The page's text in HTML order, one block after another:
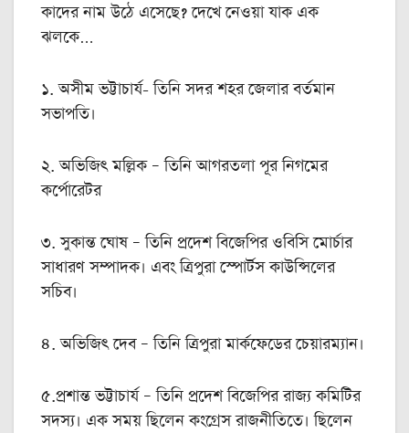
কাদের নাম উঠে এসেছে? দেখে নেওয়া যাক এক
ঝলকে…
১. অসীম ভট্টাচার্য- তিনি সদর শহর জেলার বর্তমান
সভাপতি।
২. অভিজিৎ মল্লিক – তিনি আগরতলা পূর নিগমের
কর্পোরেটর
৩. সুকান্ত ঘোষ – তিনি প্রদেশ বিজেপির ওবিসি মোর্চার
সাধারণ সম্পাদক। এবং ত্রিপুরা স্পোর্টস কাউন্সিলের
সচিব।
৪. অভিজিৎ দেব – তিনি ত্রিপুরা মার্কফেডের চেয়ারম্যান।
৫.প্রশান্ত ভট্টাচার্য – তিনি প্রদেশ বিজেপির রাজ্য কমিটির
সদস্য। এক সময় ছিলেন কংগ্রেস রাজনীতিতে। ছিলেন